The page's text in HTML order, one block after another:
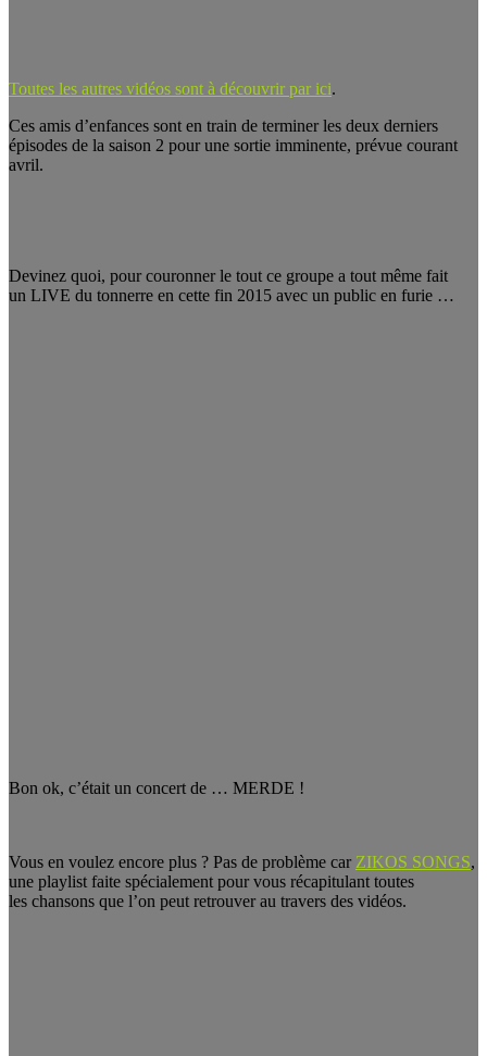
Toutes les autres vidéos sont à découvrir par ici.
Ces amis d’enfances sont en train de terminer les deux derniers
épisodes de la saison 2 pour une sortie imminente, prévue courant
avril.
Devinez quoi, pour couronner le tout ce groupe a tout même fait
un LIVE du tonnerre en cette fin 2015 avec un public en furie …
Bon ok, c’était un concert de … MERDE !
Vous en voulez encore plus ? Pas de problème car ZIKOS SONGS,
une playlist faite spécialement pour vous récapitulant toutes
les chansons que l’on peut retrouver au travers des vidéos.